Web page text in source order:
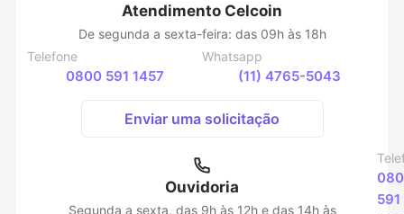
Atendimento Celcoin
De segunda a sexta-feira: das 09h às 18h
Telefone
0800 591 1457
Whatsapp
(11) 4765-5043
Enviar uma solicitação
Ouvidoria
Segunda a sexta, das 9h às 12h e das 14h às
591